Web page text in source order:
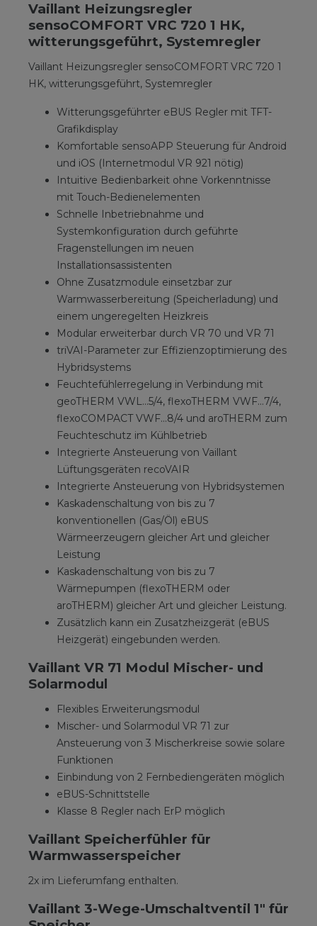
Vaillant Heizungsregler
sensoCOMFORT VRC 720 1 HK,
witterungsgeführt, Systemregler
Vaillant Heizungsregler sensoCOMFORT VRC 720 1
HK, witterungsgeführt, Systemregler
Witterungsgeführter eBUS Regler mit TFT-
Grafikdisplay
Komfortable sensoAPP Steuerung für Android
und iOS (Internetmodul VR 921 nötig)
Intuitive Bedienbarkeit ohne Vorkenntnisse
mit Touch-Bedienelementen
Schnelle Inbetriebnahme und
Systemkonfiguration durch geführte
Fragenstellungen im neuen
Installationsassistenten
Ohne Zusatzmodule einsetzbar zur
Warmwasserbereitung (Speicherladung) und
einem ungeregelten Heizkreis
Modular erweiterbar durch VR 70 und VR 71
triVAI-Parameter zur Effizienzoptimierung des
Hybridsystems
Feuchtefühlerregelung in Verbindung mit
geoTHERM VWL...5/4, flexoTHERM VWF...7/4,
flexoCOMPACT VWF...8/4 und aroTHERM zum
Feuchteschutz im Kühlbetrieb
Integrierte Ansteuerung von Vaillant
Lüftungsgeräten recoVAIR
Integrierte Ansteuerung von Hybridsystemen
Kaskadenschaltung von bis zu 7
konventionellen (Gas/Öl) eBUS
Wärmeerzeugern gleicher Art und gleicher
Leistung
Kaskadenschaltung von bis zu 7
Wärmepumpen (flexoTHERM oder
aroTHERM) gleicher Art und gleicher Leistung.
Zusätzlich kann ein Zusatzheizgerät (eBUS
Heizgerät) eingebunden werden.
Vaillant VR 71 Modul Mischer- und
Solarmodul
Flexibles Erweiterungsmodul
Mischer- und Solarmodul VR 71 zur
Ansteuerung von 3 Mischerkreise sowie solare
Funktionen
Einbindung von 2 Fernbediengeräten möglich
eBUS-Schnittstelle
Klasse 8 Regler nach ErP möglich
Vaillant Speicherfühler für
Warmwasserspeicher
2x im Lieferumfang enthalten.
Vaillant 3-Wege-Umschaltventil 1" für